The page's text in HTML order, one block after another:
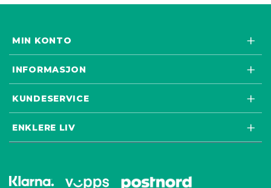
MIN KONTO
INFORMASJON
KUNDESERVICE
ENKLERE LIV